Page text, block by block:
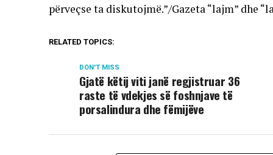
përveçse ta diskutojmë.”/Gazeta “lajm” dhe
RELATED TOPICS:
DON'T MISS
Gjatë këtij viti janë regjistruar 36
raste të vdekjes së foshnjave të
porsalindura dhe fëmijëve